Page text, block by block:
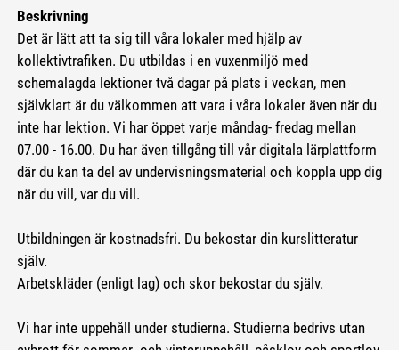
Beskrivning
Det är lätt att ta sig till våra lokaler med hjälp av
kollektivtrafiken. Du utbildas i en vuxenmiljö med
schemalagda lektioner två dagar på plats i veckan, men
självklart är du välkommen att vara i våra lokaler även när du
inte har lektion. Vi har öppet varje måndag- fredag mellan
07.00 - 16.00. Du har även tillgång till vår digitala lärplattform
där du kan ta del av undervisningsmaterial och koppla upp dig
när du vill, var du vill.
Utbildningen är kostnadsfri. Du bekostar din kurslitteratur
själv.
Arbetskläder (enligt lag) och skor bekostar du själv.
Vi har inte uppehåll under studierna. Studierna bedrivs utan